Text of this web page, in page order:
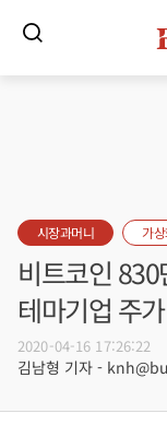
시장과머니 가
비트코인
테마기업 주
2020-04-16 17:26:22
김남형 기자 -